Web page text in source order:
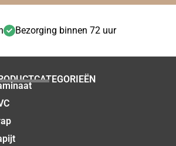
Bezorging binnen 72 uur